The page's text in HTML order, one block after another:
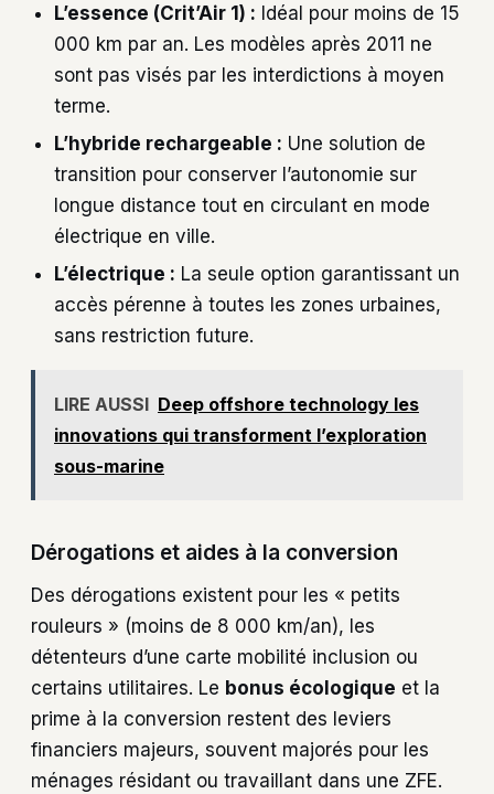
L’essence (Crit’Air 1) : Idéal pour moins de 15
000 km par an. Les modèles après 2011 ne
sont pas visés par les interdictions à moyen
terme.
L’hybride rechargeable : Une solution de
transition pour conserver l’autonomie sur
longue distance tout en circulant en mode
électrique en ville.
L’électrique : La seule option garantissant un
accès pérenne à toutes les zones urbaines,
sans restriction future.
LIRE AUSSI Deep offshore technology les
innovations qui transforment l’exploration
sous-marine
Dérogations et aides à la conversion
Des dérogations existent pour les « petits
rouleurs » (moins de 8 000 km/an), les
détenteurs d’une carte mobilité inclusion ou
certains utilitaires. Le bonus écologique et la
prime à la conversion restent des leviers
financiers majeurs, souvent majorés pour les
ménages résidant ou travaillant dans une ZFE.